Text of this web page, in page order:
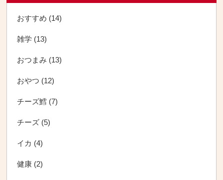
おすすめ (14)
雑学 (13)
おつまみ (13)
おやつ (12)
チーズ鱈 (7)
チーズ (5)
イカ (4)
健康 (2)